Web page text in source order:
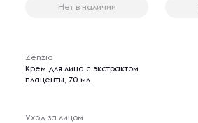
Нет в наличии
Zenzia
Крем для лица с экстрактом
плаценты, 70 мл
Уход за лицом